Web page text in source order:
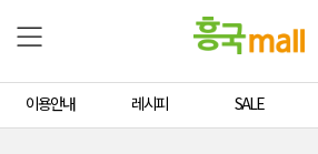
이용안내 레시피 SALE